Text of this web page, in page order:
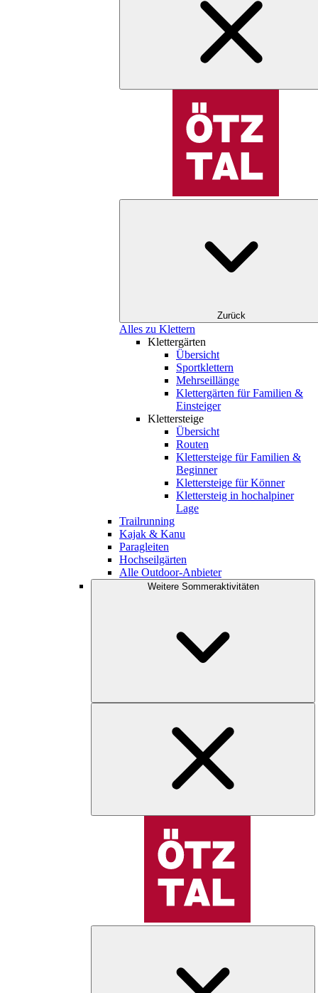
Zurück
Alles zu Klettern
Klettergärten
Übersicht
Sportklettern
Mehrseillänge
Klettergärten für Familien &
Einsteiger
Klettersteige
Übersicht
Routen
Klettersteige für Familien &
Beginner
Klettersteige für Könner
Klettersteig in hochalpiner
Lage
Trailrunning
Kajak & Kanu
Paragleiten
Hochseilgärten
Alle Outdoor-Anbieter
Weitere Sommeraktivitäten